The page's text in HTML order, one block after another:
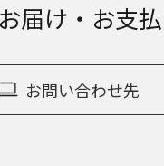
届け・お支払
お問い合わせ先